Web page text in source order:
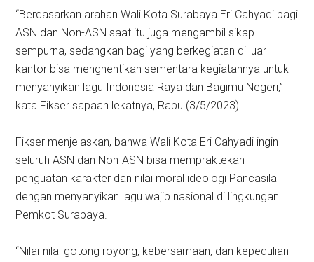
“Berdasarkan arahan Wali Kota Surabaya Eri Cahyadi bagi
ASN dan Non-ASN saat itu juga mengambil sikap
sempurna, sedangkan bagi yang berkegiatan di luar
kantor bisa menghentikan sementara kegiatannya untuk
menyanyikan lagu Indonesia Raya dan Bagimu Negeri,”
kata Fikser sapaan lekatnya, Rabu (3/5/2023).
Fikser menjelaskan, bahwa Wali Kota Eri Cahyadi ingin
seluruh ASN dan Non-ASN bisa mempraktekan
penguatan karakter dan nilai moral ideologi Pancasila
dengan menyanyikan lagu wajib nasional di lingkungan
Pemkot Surabaya.
“Nilai-nilai gotong royong, kebersamaan, dan kepedulian